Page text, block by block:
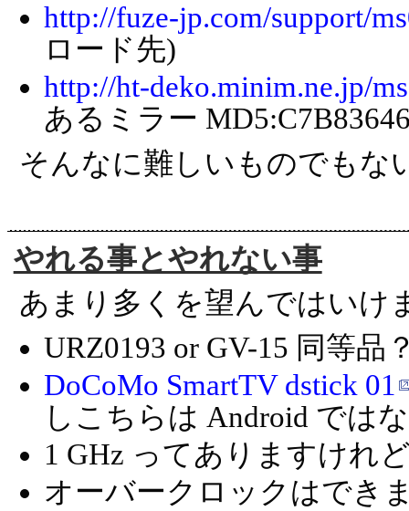
http://fuze-jp.com/support/
ロード先)
http://ht-deko.minim.ne.jp/
あるミラー
そんなに難しいものでもな
やれる事とやれない事
あまり多くを望んではいけ
URZ0193 or GV-15 同等品
DoCoMo SmartTV dstick 01
しこちらは Android では
1 GHz ってありますけれ
オーバークロックはでき